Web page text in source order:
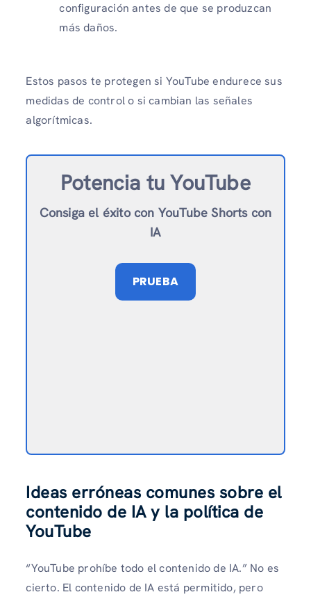
configuración antes de que se produzcan
más daños.
Estos pasos te protegen si YouTube endurece sus
medidas de control o si cambian las señales
algorítmicas.
Potencia tu YouTube
Consiga el éxito con YouTube Shorts con
IA
PRUEBA
Ideas erróneas comunes sobre el
contenido de IA y la política de
YouTube
“YouTube prohíbe todo el contenido de IA.” No es
cierto. El contenido de IA está permitido, pero